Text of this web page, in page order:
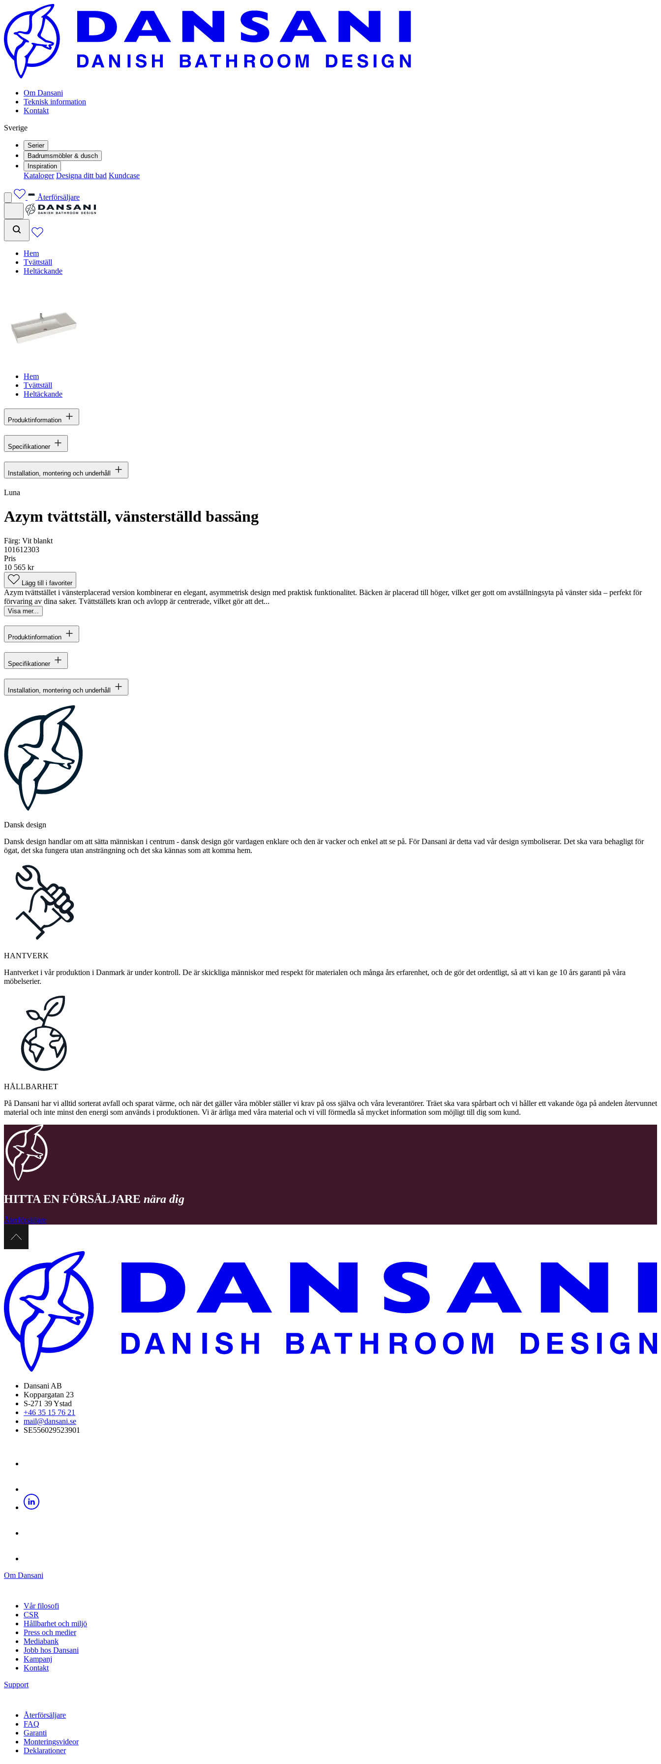
Om Dansani
Teknisk information
Kontakt
Sverige
Serier
Badrumsmöbler & dusch
Inspiration
Kataloger Designa ditt bad Kundcase
Återförsäljare
Hem
Tvättställ
Heltäckande
Hem
Tvättställ
Heltäckande
Produktinformation
Specifikationer
Installation, montering och underhåll
Luna
Azym tvättställ, vänsterställd bassäng
Färg: Vit blankt
101612303
Pris
10 565 kr
Lägg till i favoriter
Azym tvättstället i vänsterplacerad version kombinerar en elegant, asymmetrisk design med praktisk funktionalitet. Bäcken är placerad till höger, vilket ger gott om avställningsyta på vänster sida – perfekt för
förvaring av dina saker. Tvättställets kran och avlopp är centrerade, vilket gör att det...
Visa mer...
Produktinformation
Specifikationer
Installation, montering och underhåll
Dansk design
Dansk design handlar om att sätta människan i centrum - dansk design gör vardagen enklare och den är vacker och enkel att se på. För Dansani är detta vad vår design symboliserar. Det ska vara behagligt för
ögat, det ska fungera utan ansträngning och det ska kännas som att komma hem.
HANTVERK
Hantverket i vår produktion i Danmark är under kontroll. De är skickliga människor med respekt för materialen och många års erfarenhet, och de gör det ordentligt, så att vi kan ge 10 års garanti på våra
möbelserier.
HÅLLBARHET
På Dansani har vi alltid sorterat avfall och sparat värme, och när det gäller våra möbler ställer vi krav på oss själva och våra leverantörer. Träet ska vara spårbart och vi håller ett vakande öga på andelen återvunnet
material och inte minst den energi som används i produktionen. Vi är ärliga med våra material och vi vill förmedla så mycket information som möjligt till dig som kund.
HITTA EN FÖRSÄLJARE nära dig
Återförsäljare
Dansani AB
Koppargatan 23
S-271 39 Ystad
+46 35 15 76 21
mail@dansani.se
SE556029523901
Om Dansani
Vår filosofi
CSR
Hållbarhet och miljö
Press och medier
Mediabank
Jobb hos Dansani
Kampanj
Kontakt
Support
Återförsäljare
FAQ
Garanti
Monteringsvideor
Deklarationer